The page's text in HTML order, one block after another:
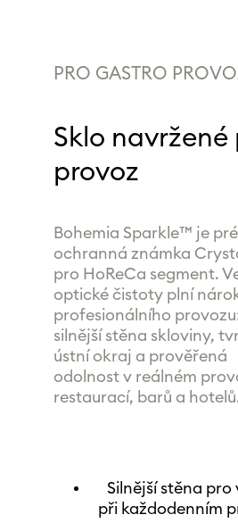
PRO GASTRO
Sklo navržené
provoz
Bohemia Sparkle™ je
ochranná známka
pro HoReCa segment.
optické čistoty plní
profesionálního
silnější stěna skloviny,
ústní okraj a prověřená
odolnost v reálném
restaurací, barů a
Silnější stěna pro
při každodenním